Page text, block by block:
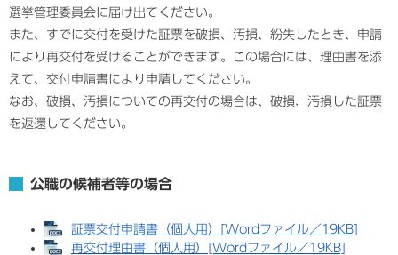
選挙管理委員会に届け出てください。
また、すでに交付を受けた証票を破損、汚損、紛失したとき、申請
により再交付を受けることができます。この場合には、理由書を添
えて、交付申請書により申請してください。
なお、破損、汚損についての再交付の場合は、破損、汚損した証票
を返還してください。
公職の候補者等の場合
証票交付申請書（個人用）[Wordファイル／19KB]
再交付理由書（個人用）[Wordファイル／19KB]